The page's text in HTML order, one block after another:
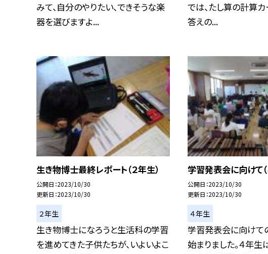
みて、自分のやりたい、できそうな楽
器を選びますよ...
では、たし算の計算カ
答えの...
生き物博士最終レポート（２年生）
公開日 2023/10/30
更新日 2023/10/30
２年生
生き物博士になろうと生活科の学習
を進めてきた子供たちが、いよいよこ
学習発表会に向けて（
公開日 2023/10/30
更新日 2023/10/30
４年生
学習発表会に向けて
始まりました。４年